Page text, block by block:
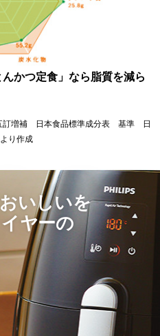
かつ定食」なら脂質を減ら
訂増補 日本食品標準成分表 基準 日
り作成
い し いを
ヤ ーの